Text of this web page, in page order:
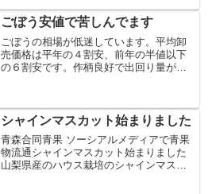
の瀬の最需要期にもかかわらず平年より
も「安い...
ごぼう安値で苦しんでます
ごぼうの相場が低迷しています。平均卸
売価格は平年の４割安、前年の半値以下
の６割安です。作柄良好で出回り量が多
シャインマスカット始まりました
青森合同青果 ソーシアルメディアで青果
物流通シャインマスカット始まりました
山梨県産のハウス栽培のシャインマスカ